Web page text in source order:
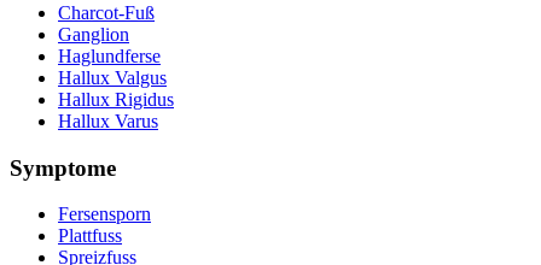
Charcot-Fuß
Ganglion
Haglundferse
Hallux Valgus
Hallux Rigidus
Hallux Varus
Symptome
Fersensporn
Plattfuss
Spreizfuss